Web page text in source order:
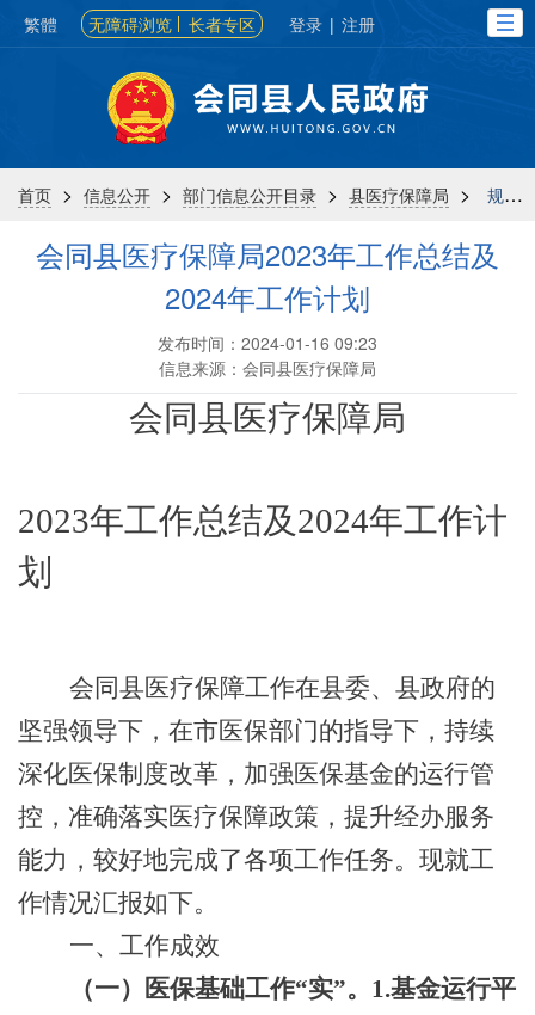
繁體 无障碍浏览 长者专区 登录 | 注册
首页 > 信息公开 > 部门信息公开目录 > 县医疗保障局 > 规划计划
会同县医疗保障局2023年工作总结及
2024年工作计划
发布时间：2024-01-16 09:23
信息来源：会同县医疗保障局
会同县医疗保障局
2023年工作总结及2024年工作计
划
会同县医疗保障工作在县委、县政府的
坚强领导下，在市医保部门的指导下，持续
深化医保制度改革，加强医保基金的运行管
控，准确落实医疗保障政策，提升经办服务
能力，较好地完成了各项工作任务。现就工
作情况汇报如下。
一、工作成效
（一）医保基础工作“实”。 1.基金运行平